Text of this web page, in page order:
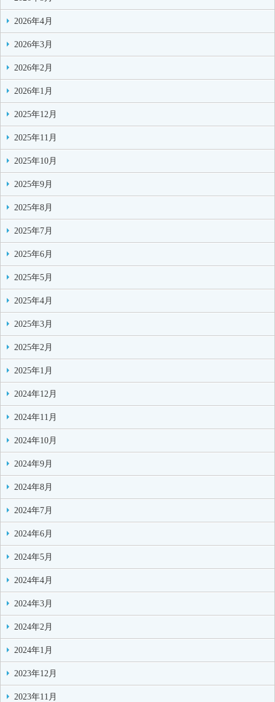
2026年4月
2026年3月
2026年2月
2026年1月
2025年12月
2025年11月
2025年10月
2025年9月
2025年8月
2025年7月
2025年6月
2025年5月
2025年4月
2025年3月
2025年2月
2025年1月
2024年12月
2024年11月
2024年10月
2024年9月
2024年8月
2024年7月
2024年6月
2024年5月
2024年4月
2024年3月
2024年2月
2024年1月
2023年12月
2023年11月